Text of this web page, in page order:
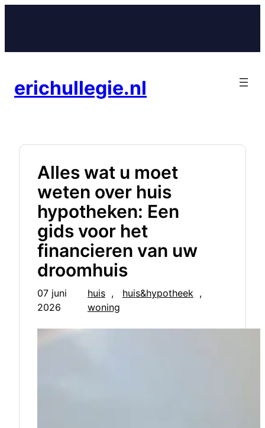
inhoud
erichullegie.nl
Alles wat u moet
weten over huis
hypotheken: Een
gids voor het
financieren van uw
droomhuis
07 juni
2026
huis , huis&hypotheek
,
woning